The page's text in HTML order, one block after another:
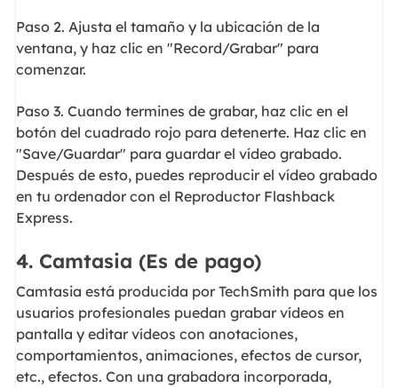
Paso 2. Ajusta el tamaño y la ubicación de la
ventana, y haz clic en "Record/Grabar" para
comenzar.
Paso 3. Cuando termines de grabar, haz clic en el
botón del cuadrado rojo para detenerte. Haz clic en
"Save/Guardar" para guardar el vídeo grabado.
Después de esto, puedes reproducir el vídeo grabado
en tu ordenador con el Reproductor Flashback
Express.
4. Camtasia (Es de pago)
Camtasia está producida por TechSmith para que los
usuarios profesionales puedan grabar vídeos en
pantalla y editar vídeos con anotaciones,
comportamientos, animaciones, efectos de cursor,
etc., efectos. Con una grabadora incorporada,